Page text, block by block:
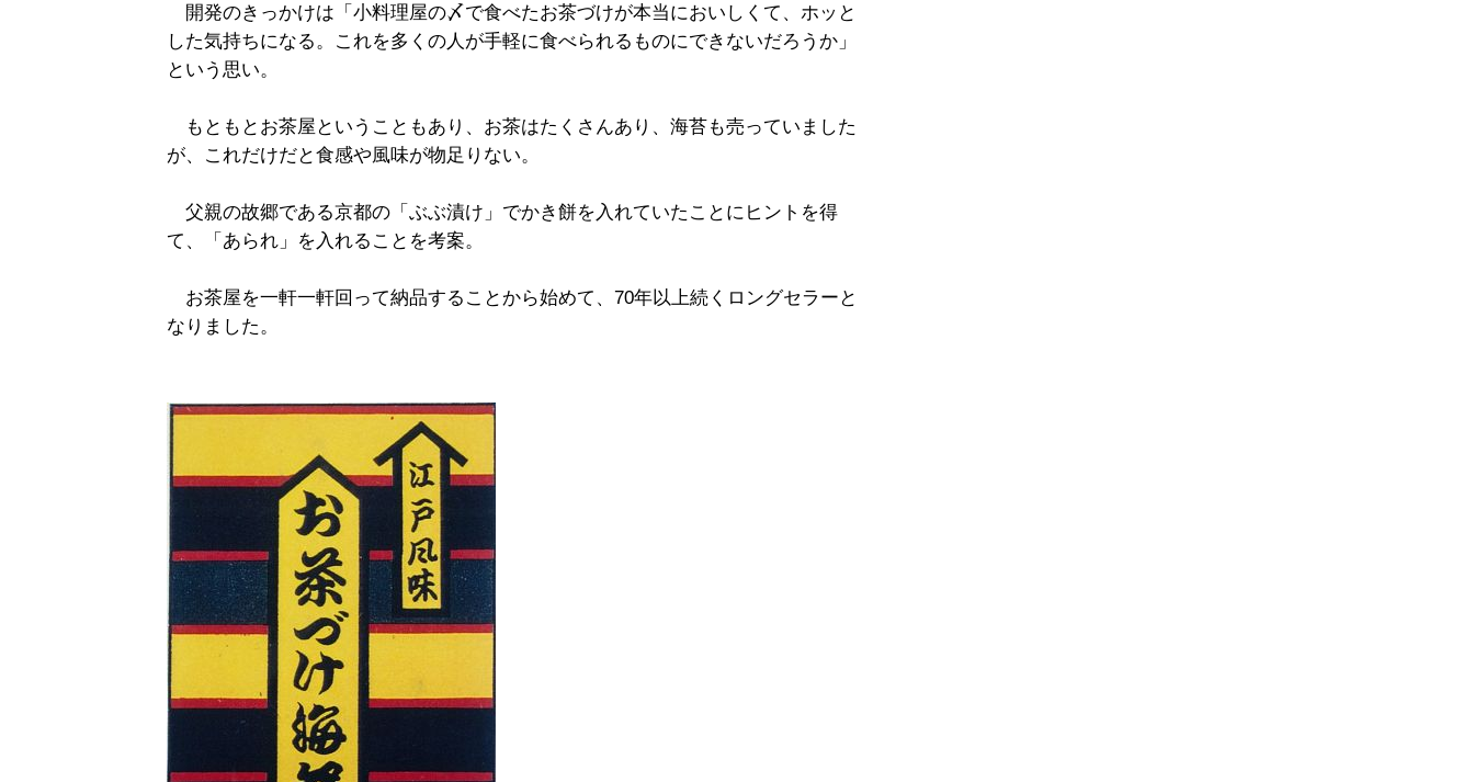
開発のきっかけは「小料理屋の〆で食べたお茶づけが本当においしくて、ホッと
した気持ちになる。これを多くの人が手軽に食べられるものにできないだろうか」
という思い。
もともとお茶屋ということもあり、お茶はたくさんあり、海苔も売っていました
が、これだけだと食感や風味が物足りない。
父親の故郷である京都の「ぶぶ漬け」でかき餅を入れていたことにヒントを得
て、「あられ」を入れることを考案。
お茶屋を一軒一軒回って納品することから始めて、70年以上続くロングセラーと
なりました。